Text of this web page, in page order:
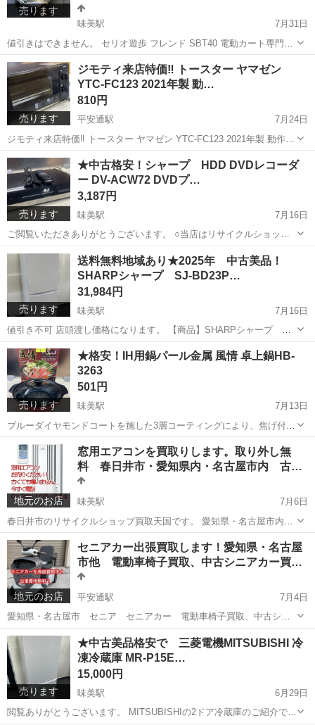
売ります
味美駅
7月31日
値引きはできません。 セリオ遊歩 フレンド SBT40 電動カート専門会
社セリオの遊歩フレンドSBT40 🔑鍵2個 取り扱い説明書付属 バッ
テリーの値段でセニアカーも付いてくると 思ってください バッテリー
を2...
愛知 春日井市 味美駅 その他
売ります
ジモティ来店特価‼ トースター ヤマゼン
YTC-FC123 2021年製 動…
810円
平安通駅
7月24日
ジモティ来店特価‼ トースター ヤマゼン YTC-FC123 2021年製 動作チ
ェック 外観綺麗です。 内部使用感はご容赦ください。 来店して、確
認いただき よろしければご購入ください。 早い者勝ちです。宜しく
お...
愛知 名古屋市 平安通駅 キッチン家電
売ります
★中古格安！シャープ HDD DVDレコーダ
ー DV-ACW72 DVDプ…
3,187円
味美駅
7月16日
ご閲覧いただきありがとうございます。 ○当店はリサイクルショップ
になります。 1.営業時間 AM11:00～PM7:00 水木曜定休 2.春日井
市中新町2-23-20 買取天国 売り切れになっている場合がござい...
愛知 春日井市 味美駅 映像プレーヤー、レコーダー
シャープ
売ります
送料無料地域あり★2025年 中古美品！
SHARPシャープ SJ-BD23P…
31,984円
味美駅
7月16日
値引き不可 店頭渡し価格になります。 【商品】SHARPシャープ SJ-
BD23P-W 定格内容積230L 冷蔵庫143L 冷凍庫87L ドア数2ドア 動作確
認済 2025年 美品です！ ...
愛知 春日井市 味美駅 キッチン家電 シャープ
売ります
★格安！IH用鍋パール金属 風情 卓上鍋HB-
3263
501円
味美駅
7月13日
ブルーダイヤモンドコートを施した3層コーティングにより、焦げ付き
にくく耐久性に優れたIH対応の28cm卓上鍋です。 開封して保管、未
使用かほぼ未使用 箱には傷や汚れがあります。 ご了承くださいませ。
同じものが3つあります...
愛知 春日井市 調理器具 ブルーダイヤモンド
地元のお店
窓用エアコンを買取りします。取り外し無
料 春日井市・愛知県内・名古屋市内 古
く…
味美駅
7月6日
春日井市のリサイクルショップ買取天国です。 愛知県・名古屋市内な
どで窓用エアコン、スポットクーラーをお売りください。 窓用エアコ
ンで他店で断られた方や無料にしかならないと言われた方、当店では
古いものでも 買取り...
愛知 春日井市 リサイクルショップ 無料
地元のお店
セニアカー出張買取します！愛知県・名古屋
市他 電動車椅子買取、中古シニアカー買…
平安通駅
7月4日
愛知県・名古屋市 セニア セニアカー 電動車椅子買取、中古シニ
アカー買取ります！ シニアカー・電動車椅子も高価買取します！ 買替
や不要になったら即売りましょう！ 特にスズキ、ホンダ製のセニカー
は高価買取ります！ 他メーカー...
愛知 名古屋市 平安通駅 リサイクルショップ
売ります
★中古美品格安で 三菱電機MITSUBISHI 冷
凍冷蔵庫 MR-P15E…
15,000円
味美駅
6月29日
閲覧ありがとうございます。 MITSUBISHIの2ドア冷蔵庫のご紹介で